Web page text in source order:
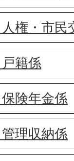
権・市民
籍係
険年金係
理収納係